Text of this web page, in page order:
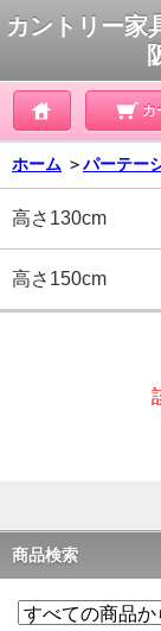
カントリー家
カ
ホーム ＞パーテー
高さ130cm
高さ150cm
商品検索